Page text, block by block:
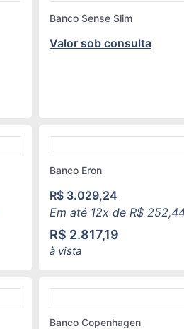
Banco Sense Slim
Valor sob consulta
Banco Eron
R$3.029,24
Em até 12x de R$252,44
R$ 2.817,19
à vista
Banco Copenhagen